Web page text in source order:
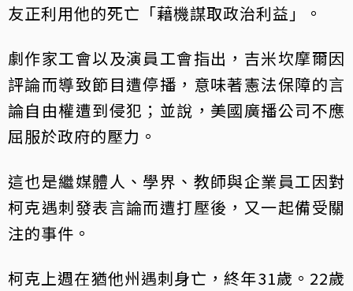
友正利用他的死亡「藉機謀取政治利益」。
劇作家工會以及演員工會指出，吉米坎摩爾因
評論而導致節目遭停播，意味著憲法保障的言
論自由權遭到侵犯；並說，美國廣播公司不應
屈服於政府的壓力。
這也是繼媒體人、學界、教師與企業員工因對
柯克遇刺發表言論而遭打壓後，又一起備受關
注的事件。
柯克上週在猶他州遇刺身亡，終年31歲。22歲